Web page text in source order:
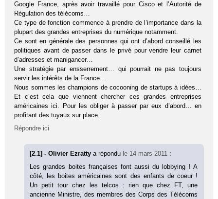
Google France, après avoir travaillé pour Cisco et l’Autorité de
Régulation des télécoms…
Ce type de fonction commence à prendre de l’importance dans la
plupart des grandes entreprises du numérique notamment.
Ce sont en générale des personnes qui ont d’abord conseillé les
politiques avant de passer dans le privé pour vendre leur carnet
d’adresses et manigancer…
Une stratégie par ensserrement… qui pourrait ne pas toujours
servir les intérêts de la France…
Nous sommes les champions de cocooning de startups à idées…
Et c’est cela que viennent chercher ces grandes entreprises
américaines ici. Pour les obliger à passer par eux d’abord… en
profitant des tuyaux sur place.
Répondre ici
[2.1] - Olivier Ezrattya répondu le 14 mars 2011 :
Les grandes boites françaises font aussi du lobbying ! A
côté, les boites américaines sont des enfants de coeur !
Un petit tour chez les telcos : rien que chez FT, une
ancienne Ministre, des membres des Corps des Télécoms